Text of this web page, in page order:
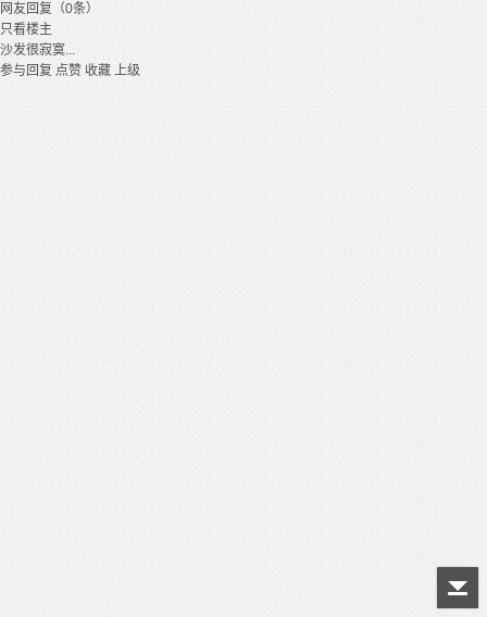
网友回复（0条）
只看楼主
沙发很寂寞...
参与回复 点赞 收藏 上级